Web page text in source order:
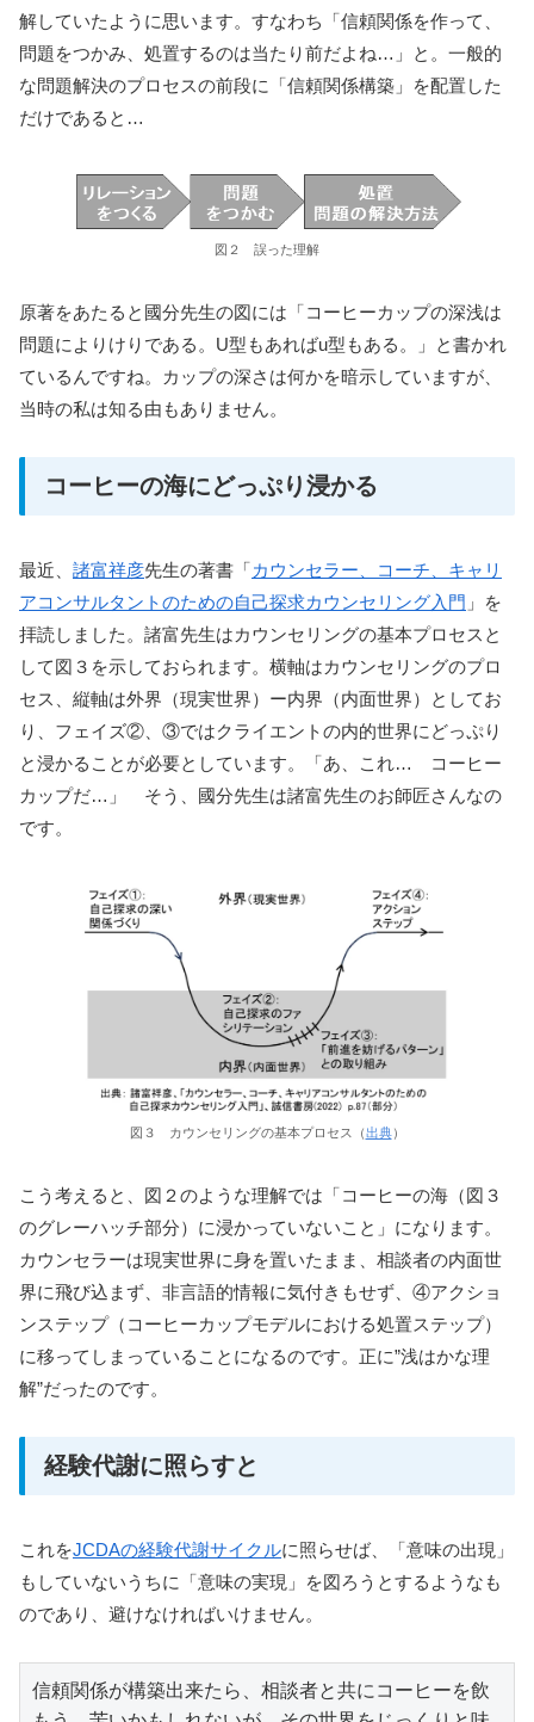
解していたように思います。すなわち「信頼関係を作って、
問題をつかみ、処置するのは当たり前だよね…」と。一般的
な問題解決のプロセスの前段に「信頼関係構築」を配置した
だけであると…
図２ 誤った理解
原著をあたると國分先生の図には「コーヒーカップの深浅は
問題によりけりである。U型もあればu型もある。」と書かれ
ているんですね。カップの深さは何かを暗示していますが、
当時の私は知る由もありません。
コーヒーの海にどっぷり浸かる
最近、 諸富祥彦先生の著書「カウンセラー、コーチ、キャリ
アコンサルタントのための自己探求カウンセリング入門 」を
拝読しました。諸富先生はカウンセリングの基本プロセスと
して図３を示しておられます。横軸はカウンセリングのプロ
セス、縦軸は外界（現実世界）ー内界（内面世界）としてお
り、フェイズ②、③ではクライエントの内的世界にどっぷり
と浸かることが必要としています。「あ、これ… コーヒー
カップだ…」 そう、國分先生は諸富先生のお師匠さんなの
です。
図３ カウンセリングの基本プロセス（出典）
こう考えると、図２のような理解では「コーヒーの海（図３
のグレーハッチ部分）に浸かっていないこと」になります。
カウンセラーは現実世界に身を置いたまま、相談者の内面世
界に飛び込まず、非言語的情報に気付きもせず、④アクショ
ンステップ（コーヒーカップモデルにおける処置ステップ）
に移ってしまっていることになるのです。正に”浅はかな理
解”だったのです。
経験代謝に照らすと
これをJCDAの経験代謝サイクルに照らせば、「意味の出現」
もしていないうちに「意味の実現」を図ろうとするようなも
のであり、避けなければいけません。
信頼関係が構築出来たら、相談者と共にコーヒーを飲